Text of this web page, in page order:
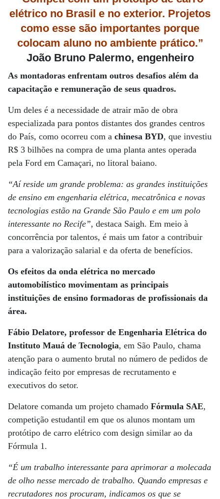
elétrico no Brasil e no exterior. Projetos
como esse são importantes porque
colocam aluno no ambiente prático.”
João Bruno Palermo, engenheiro
As montadoras enfrentam outros desafios além da
capacitação e remuneração de seus quadros.
Um deles é a necessidade de atrair mão de obra
especializada para pontos distantes dos grandes centros
do País, como ocorreu com a chinesa BYD, que investiu
R$ 3 bilhões na compra de uma planta antes operada
pela Ford em Camaçari, no litoral baiano.
“Aí reside um grande problema: as grandes instituições
de ensino em engenharia elétrica, mecatrônica e novas
tecnologias estão na Grande São Paulo e em um polo
interessante no Recife”, destaca Saigh. Em meio à
concorrência por talentos, é mais um fator a contribuir
para a valorização salarial e da oferta de benefícios.
Os efeitos da onda elétrica no mercado
automobilístico movimentam as principais
instituições de ensino formadoras de profissionais da
área.
Fábio Delatore, professor de Engenharia Elétrica do
Instituto Mauá de Tecnologia, em São Paulo, chama
atenção para o aumento brutal no número de pedidos de
indicação feito por empresas de recrutamento e
executivos do setor.
Delatore comanda um projeto chamado Fórmula SAE,
competição estudantil em que os alunos montam um
protótipo de carro elétrico com design similar ao da
Fórmula 1.
“É um trabalho interessante para aprimorar a molecada
de olho nesse mercado de trabalho. Quando empresas e
recrutadores nos procuram, indicamos os que se